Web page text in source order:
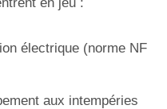
électrique (norme NF
aux intempéries